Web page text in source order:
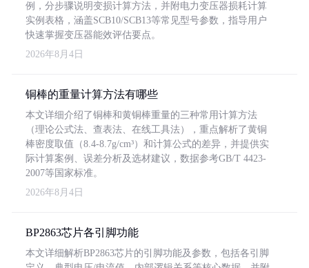
例，分步骤说明变损计算方法，并附电力变压器损耗计算
实例表格，涵盖SCB10/SCB13等常见型号参数，指导用户
快速掌握变压器能效评估要点。
2026年8月4日
铜棒的重量计算方法有哪些
本文详细介绍了铜棒和黄铜棒重量的三种常用计算方法
（理论公式法、查表法、在线工具法），重点解析了黄铜
棒密度取值（8.4-8.7g/cm³）和计算公式的差异，并提供实
际计算案例、误差分析及选材建议，数据参考GB/T 4423-
2007等国家标准。
2026年8月4日
BP2863芯片各引脚功能
本文详细解析BP2863芯片的引脚功能及参数，包括各引脚